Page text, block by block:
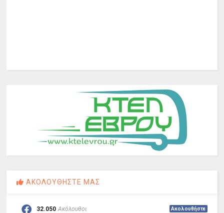
ΑΚΟΛΟΥΘΗΣΤΕ ΜΑΣ
32.050 Ακόλουθοι Ακολουθήστε